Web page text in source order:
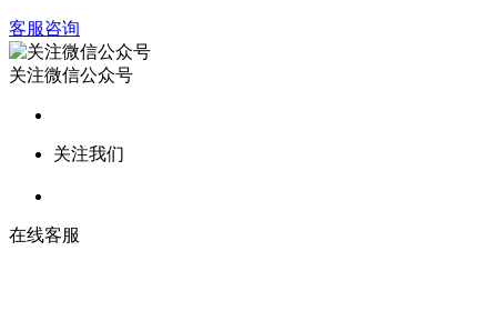
客服咨询
关注微信公众号
关注我们
在线客服